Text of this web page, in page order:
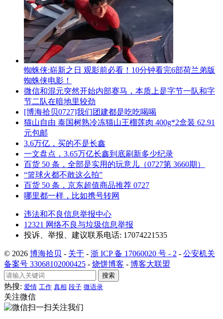
蜘蛛侠:崭新之日 观影前必看！10分钟看完6部荷兰弟版
蜘蛛侠电影！
微信和混元突然开始内部赛马，本质上是字节一队和字
节二队在暗地里较劲
[博海拾贝0727]我们团建都是吃吃喝喝
猫山自由 泰国树熟冷冻猫山王榴莲肉 400g*2盒装 62.91
元包邮
3.6万亿，买的不是长鑫
一文盘点，3.65万亿长鑫到底刷新多少纪录
百货 50 条，全部是实用的玩意儿（0727第 3660期）
“篮球火都不敢这么拍”
百货 50 条，京东超值商品推荐 0727
哪里都一样，比如携号转网
违法和不良信息举报中心
12321 网络不良与垃圾信息举报
投诉、举报、建议联系电话: 17074221535
© 2026 博海拾贝 - 关于 - 浙 ICP 备 17060020 号 - 2 - 公安机关
备案号 33068102000425 - 烧饼博客 - 博客大联盟
搜索
热搜: 爱情 工作 真相 段子 微语录
关注微信